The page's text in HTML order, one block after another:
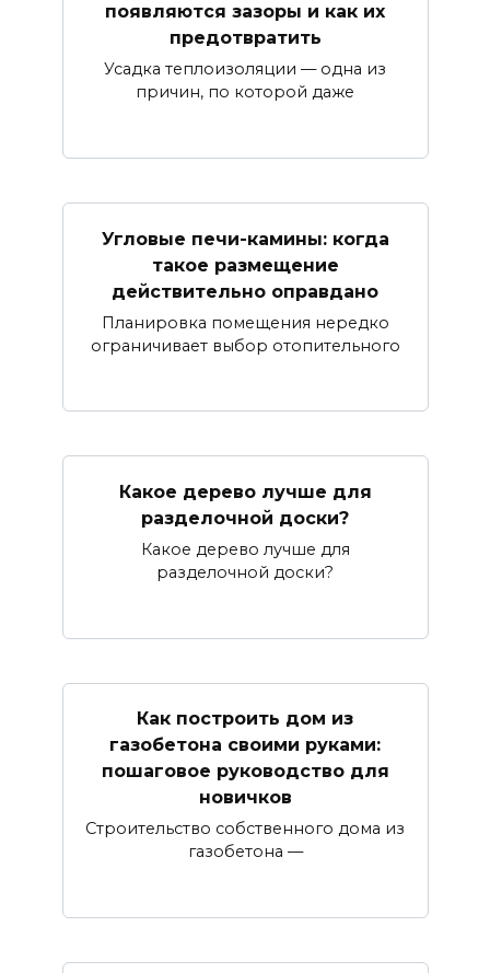
появляются зазоры и как их
предотвратить
Усадка теплоизоляции — одна из
причин, по которой даже
Угловые печи-камины: когда
такое размещение
действительно оправдано
Планировка помещения нередко
ограничивает выбор отопительного
Какое дерево лучше для
разделочной доски?
Какое дерево лучше для
разделочной доски?
Как построить дом из
газобетона своими руками:
пошаговое руководство для
новичков
Строительство собственного дома из
газобетона —